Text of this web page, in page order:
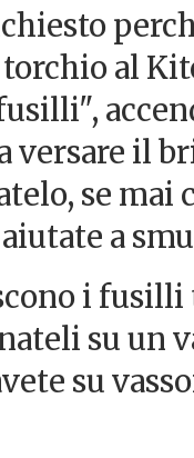
al
versare il
se mai
a
i
su un
su